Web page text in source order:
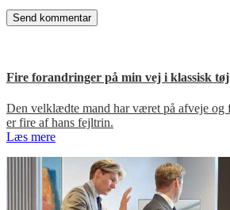
Fire forandringer på min vej i klassisk tøj
Den velklædte mand har været på afveje og
er fire af hans fejltrin.
Læs mere